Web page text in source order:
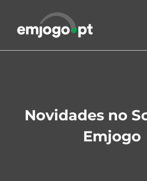
content
Novidades no
Emjogo